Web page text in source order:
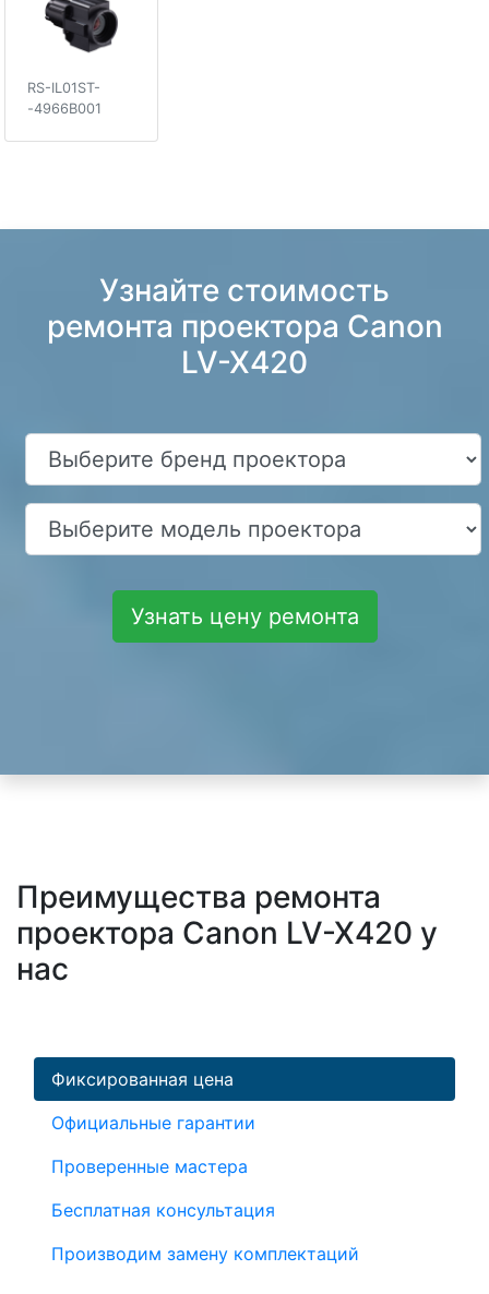
RS-IL01ST-
-4966B001
Узнайте стоимость
ремонта проектора Canon
LV-X420
Узнать цену ремонта
Преимущества ремонта
проектора Canon LV-X420 у
нас
Фиксированная цена
Официальные гарантии
Проверенные мастера
Бесплатная консультация
Производим замену комплектаций